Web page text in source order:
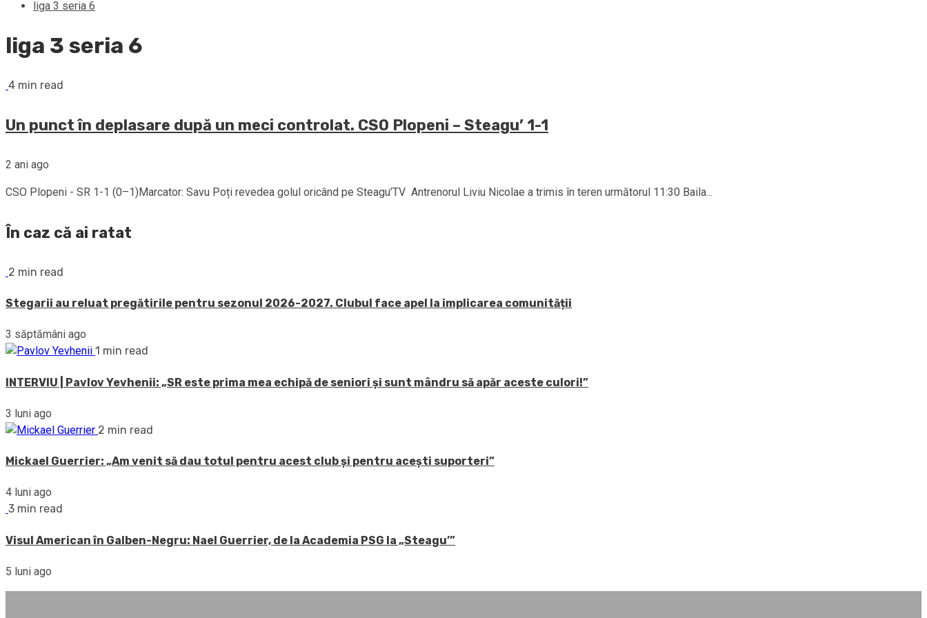
liga 3 seria 6
liga 3 seria 6
4 min read
Un punct în deplasare după un meci controlat. CSO Plopeni – Steagu’ 1-1
2 ani ago
CSO Plopeni - SR 1-1 (0–1)Marcator: Savu Poți revedea golul oricând pe Steagu’TV Antrenorul Liviu Nicolae a trimis în teren următorul 11:30 Baila...
În caz că ai ratat
2 min read
Stegarii au reluat pregătirile pentru sezonul 2026-2027. Clubul face apel la implicarea comunității
3 săptămâni ago
1 min read
INTERVIU | Pavlov Yevhenii: „SR este prima mea echipă de seniori și sunt mândru să apăr aceste culori!”
3 luni ago
2 min read
Mickael Guerrier: „Am venit să dau totul pentru acest club și pentru acești suporteri”
4 luni ago
3 min read
Visul American în Galben-Negru: Nael Guerrier, de la Academia PSG la „Steagu’”
5 luni ago